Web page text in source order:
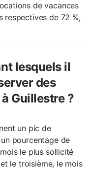
de vacances
respectives de 72 %,
lesquels il
des
Guillestre ?
un pic de
pourcentage de
le plus sollicité
le troisième, le mois